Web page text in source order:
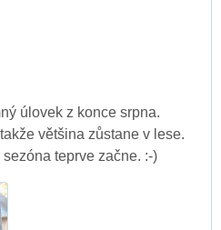
úlovek z konce srpna.
většina zůstane v lese.
teprve začne. :-)